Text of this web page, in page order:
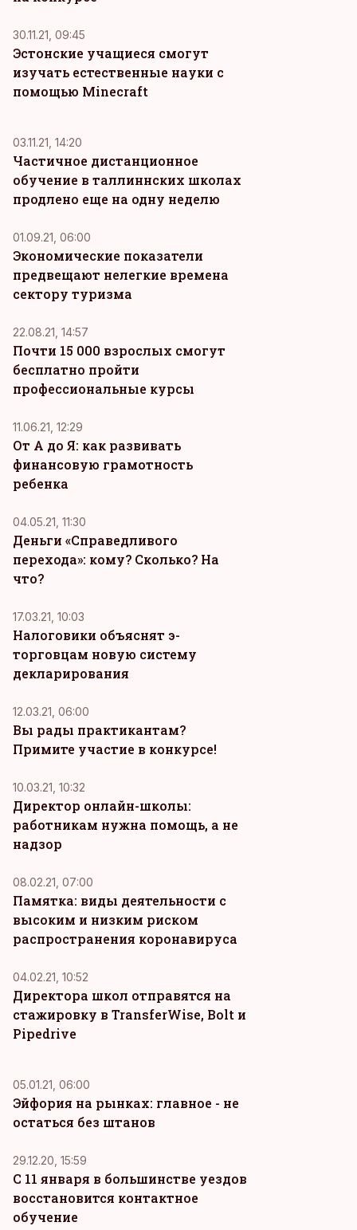
30.11.21, 09:45
Эстонские учащиеся смогут
изучать естественные науки с
помощью Minecraft
03.11.21, 14:20
Частичное дистанционное
обучение в таллиннских школах
продлено еще на одну неделю
01.09.21, 06:00
Экономические показатели
предвещают нелегкие времена
сектору туризма
22.08.21, 14:57
Почти 15 000 взрослых смогут
бесплатно пройти
профессиональные курсы
11.06.21, 12:29
От А до Я: как развивать
финансовую грамотность
ребенка
04.05.21, 11:30
Деньги «Справедливого
перехода»: кому? Сколько? На
что?
17.03.21, 10:03
Налоговики объяснят э-
торговцам новую систему
декларирования
12.03.21, 06:00
Вы рады практикантам?
Примите участие в конкурсе!
10.03.21, 10:32
Директор онлайн-школы:
работникам нужна помощь, а не
надзор
08.02.21, 07:00
Памятка: виды деятельности с
высоким и низким риском
распространения коронавируса
04.02.21, 10:52
Директора школ отправятся на
стажировку в TransferWise, Bolt и
Pipedrive
05.01.21, 06:00
Эйфория на рынках: главное - не
остаться без штанов
29.12.20, 15:59
С 11 января в большинстве уездов
восстановится контактное
обучение